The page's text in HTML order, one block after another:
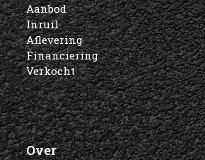
nieuwsbrief!
Aanbod
Inruil
Aflevering
Financiering
Verkocht
Over